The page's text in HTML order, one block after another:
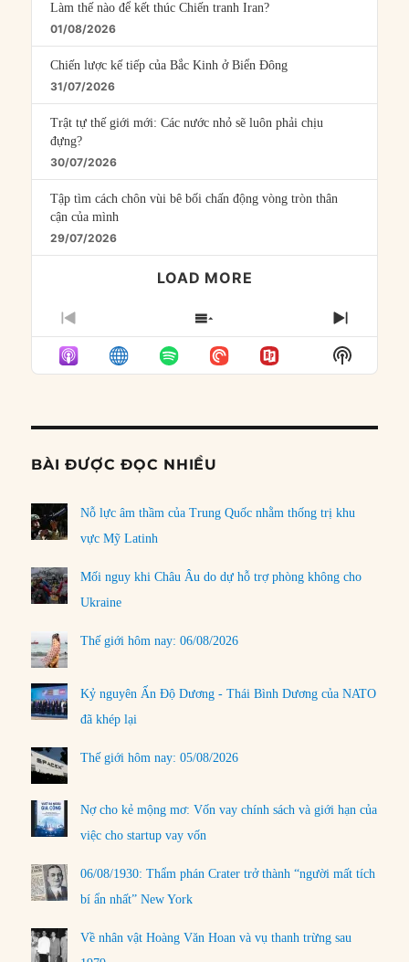
Làm thế nào để kết thúc Chiến tranh Iran?
01/08/2026
Chiến lược kế tiếp của Bắc Kinh ở Biển Đông
31/07/2026
Trật tự thế giới mới: Các nước nhỏ sẽ luôn phải chịu
đựng?
30/07/2026
Tập tìm cách chôn vùi bê bối chấn động vòng tròn thân
cận của mình
29/07/2026
LOAD MORE
PREVIOUS
EPISODE
SHOW
EPISODES
LIST
NEXT
Show
Podcast
BÀI ĐƯỢC ĐỌC NHIỀU
Nỗ lực âm thầm của Trung Quốc nhằm thống trị khu
vực Mỹ Latinh
Mối nguy khi Châu Âu do dự hỗ trợ phòng không cho
Ukraine
Thế giới hôm nay: 06/08/2026
Kỷ nguyên Ấn Độ Dương - Thái Bình Dương của NATO
đã khép lại
Thế giới hôm nay: 05/08/2026
Nợ cho kẻ mộng mơ: Vốn vay chính sách và giới hạn của
việc cho startup vay vốn
06/08/1930: Thẩm phán Crater trở thành “người mất tích
bí ẩn nhất” New York
Về nhân vật Hoàng Văn Hoan và vụ thanh trừng sau